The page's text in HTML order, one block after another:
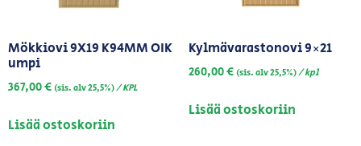
Mökkiovi 9X19 K94MM OIK
umpi
367,00€(sis. alv 25,5%)/ KPL
Lisää ostoskoriin
Kylmävarastonovi 9×21
260,00€(sis. alv 25,5%)/ kpl
Lisää ostoskoriin